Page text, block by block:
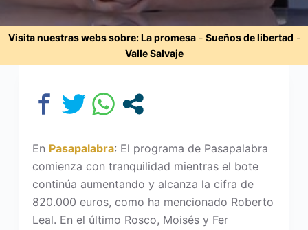
Visita nuestras webs sobre:La promesa- Sueños de libertad -
Valle Salvaje
En Pasapalabra: El programa de Pasapalabra
comienza con tranquilidad mientras el bote
continúa aumentando y alcanza la cifra de
820.000 euros, como ha mencionado Roberto
Leal. En el último Rosco, Moisés y Fer